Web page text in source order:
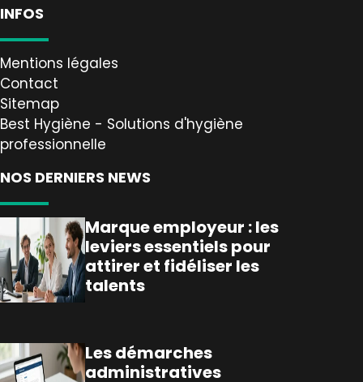
INFOS
Mentions légales
Contact
Sitemap
Best Hygiène - Solutions d'hygiène
professionnelle
NOS DERNIERS NEWS
Marque employeur : les
leviers essentiels pour
attirer et fidéliser les
talents
Les démarches
administratives